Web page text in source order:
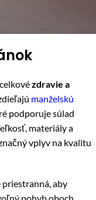
zdravie a
manželskú
podporuje súlad
materiály a
vplyv na kvalitu
aby